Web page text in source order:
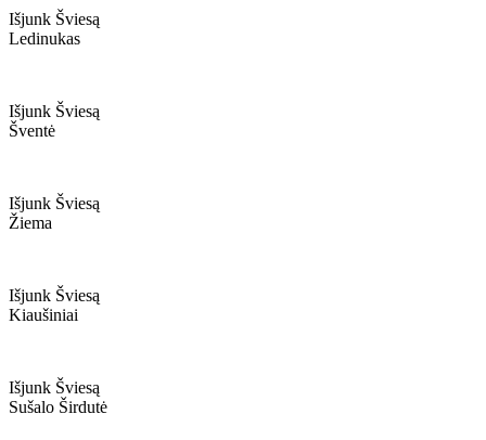
Išjunk Šviesą
Ledinukas
Išjunk Šviesą
Šventė
Išjunk Šviesą
Žiema
Išjunk Šviesą
Kiaušiniai
Išjunk Šviesą
Sušalo Širdutė